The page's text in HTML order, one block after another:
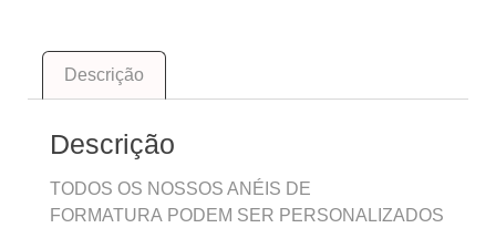
Descrição
Descrição
TODOS OS NOSSOS ANÉIS DE
FORMATURA PODEM SER PERSONALIZADOS